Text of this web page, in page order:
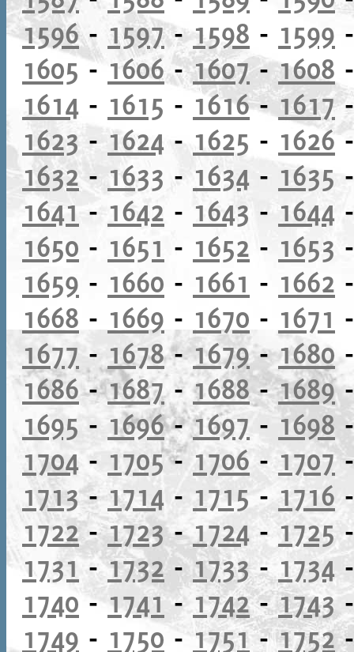
1596- 1597-1598 - 1599
1605- 1606-1607-1608
1614 - 1615 - 1616-1617
1623 -1624 - 1625 - 1626
1632- 1633 - 1634 - 1635
1641 - 1642 - 1643 - 1644
1650 - 1651 - 1652 - 1653
1659 - 1660 - 1661 - 1662
1668 - 1669 - 1670 - 1671
1677- 1678-1679-1680
1686-1687-1688-1689
1695 - 1696-1697 - 1698
1704 - 1705-1706- 1707
1713-1714 - 1715-1716
1722-1723-1724-1725
1731 -1732-1733- 1734
1740 -1741- 1742-1743
1749 - 1750 -1751-1752